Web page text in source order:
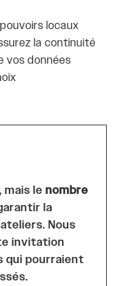
locaux
la continuité
vos données
, mais lenombre
la
Nous
invitation
qui pourraient